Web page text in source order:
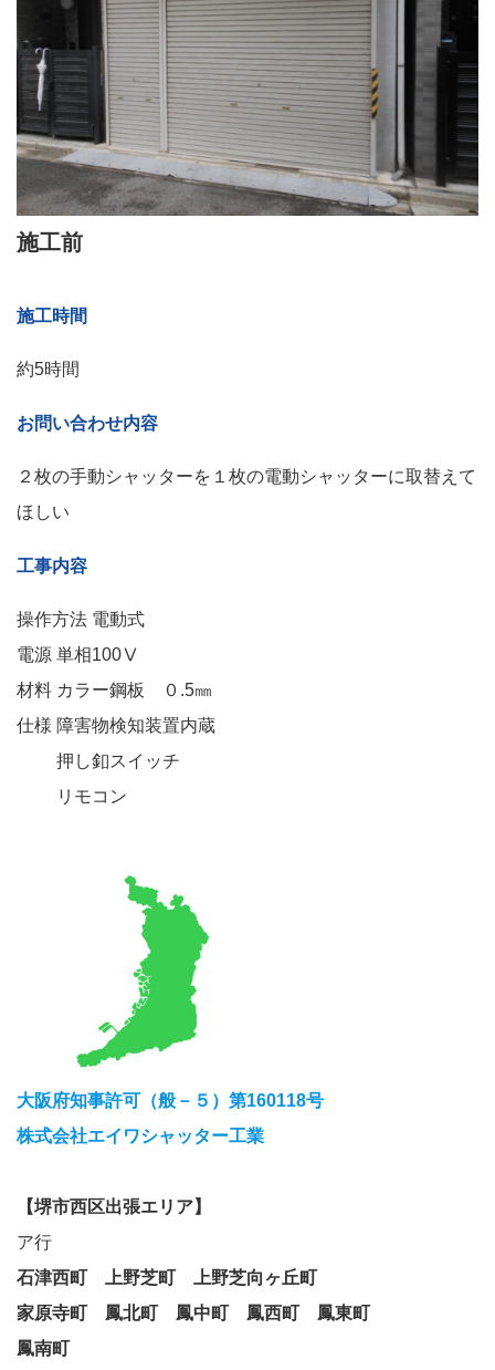
施工前
施工時間
約5時間
お問い合わせ内容
２枚の手動シャッターを１枚の電動シャッターに取替えて
ほしい
工事内容
操作方法 電動式
電源 単相100Ⅴ
材料 カラー鋼板 ０.5㎜
仕様 障害物検知装置内蔵
押し釦スイッチ
リモコン
大阪府知事許可（般－５）第160118号
株式会社エイワシャッター工業
【堺市西区出張エリア】
ア行
石津西町
上野芝町
上野芝向ヶ丘町
家原寺町
鳳北町 鳳中町 鳳西町
鳳東町
鳳南町